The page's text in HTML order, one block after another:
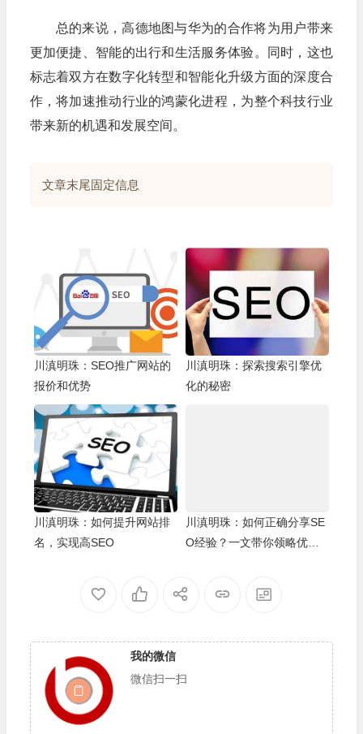
总的来说，高德地图与华为的合作将为用户带来
更加便捷、智能的出行和生活服务体验。同时，这也
标志着双方在数字化转型和智能化升级方面的深度合
作，将加速推动行业的鸿蒙化进程，为整个科技行业
带来新的机遇和发展空间。
文章末尾固定信息
川滇明珠：SEO推广网站的
报价和优势
川滇明珠：探索搜索引擎优
化的秘密
川滇明珠：如何提升网站排
名，实现高SEO
川滇明珠：如何正确分享SE
O经验？一文带你领略优化
我的微信
微信扫一扫